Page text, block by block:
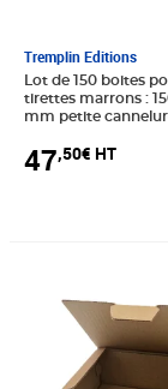
Tremplin Editions
Lot de 150 boites
tirettes marrons :
mm petite
47,50€ HT